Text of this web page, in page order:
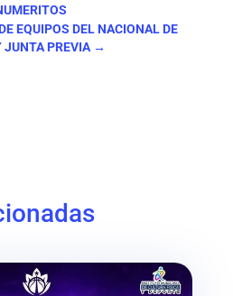
EQUIPOS DEL NACIONAL DE
JUNTA PREVIA →